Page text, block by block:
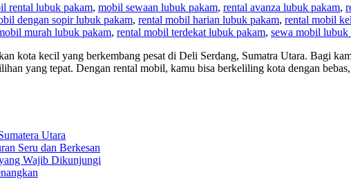
rental lubuk pakam, mobil sewaan lubuk pakam, rental avanza lubuk pakam,
dengan sopir lubuk pakam, rental mobil harian lubuk pakam, rental mobil
murah lubuk pakam, rental mobil terdekat lubuk pakam, sewa mobil lubuk
kota kecil yang berkembang pesat di Deli Serdang, Sumatra Utara. Bagi
yang tepat. Dengan rental mobil, kamu bisa berkeliling kota dengan
Utara
Seru dan Berkesan
Wajib Dikunjungi